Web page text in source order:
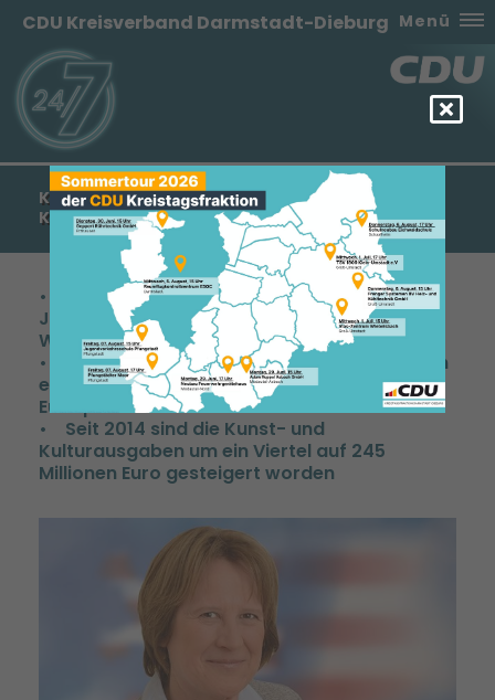
CDU Kreisverband Darmstadt-Dieburg Menü
KARIN WOLFF MDL: WISSENSCHAFTS- UND
KULTURLAND HESSEN AUF RICHTIGEM KURS
• Hessen investiert in den kommenden
Jahren mehr als 6 Milliarden Euro in
Wissenschaft und Kultur
• Grundbudget der hessischen Hochschulen
erreicht Rekordhöhe von rund 1,7 Milliarden
Euro pro Jahr
• Seit 2014 sind die Kunst- und
Kulturausgaben um ein Viertel auf 245
Millionen Euro gesteigert worden